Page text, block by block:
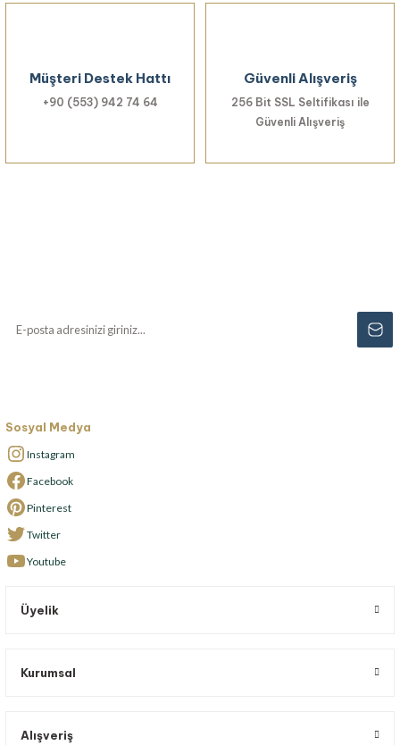
Müşteri Destek Hattı
+90 (553) 942 74 64
Güvenli Alışveriş
256 Bit SSL Seltifikası ile
Güvenli Alışveriş
Sosyal Medya
Instagram
Facebook
Pinterest
Twitter
Youtube
Üyelik
Kurumsal
Alışveriş